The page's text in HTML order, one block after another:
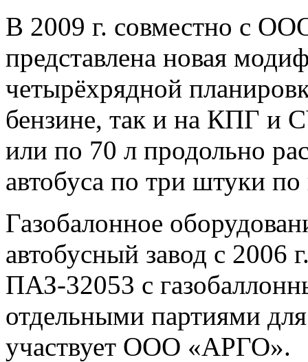
В 2009 г. совместно с
представлена новая
четырёхрядной
бензине, так и на КПГ и
или по 70 л продольно
автобуса по три штуки
Газобалонное
автобусный завод с 2006
ПАЗ-32053 с
отдельными партиями
участвует ООО «АРГО».